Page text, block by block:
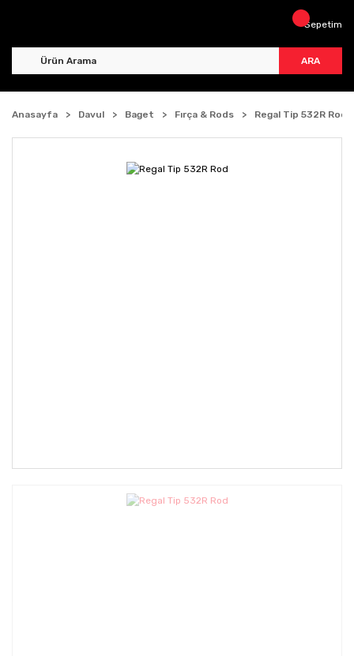
ARA
Sepetim
Anasayfa Davul Baget Fırça & Rods Regal Tip 532R Rod